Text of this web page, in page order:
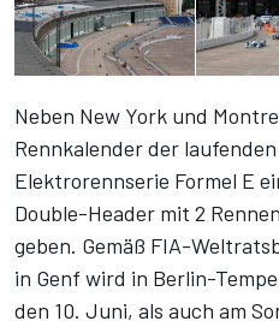
Neben New York und
Rennkalender der
Elektrorennserie Formel E
Double-Header mit 2
geben. Gemäß FIA-
in Genf wird in Berlin-
den 10. Juni, als auch am